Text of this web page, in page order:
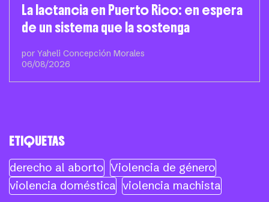
La lactancia en Puerto Rico: en espera
de un sistema que la sostenga
por Yaheli Concepción Morales
06/08/2026
ETIQUETAS
derecho al aborto Violencia de género
violencia doméstica violencia machista